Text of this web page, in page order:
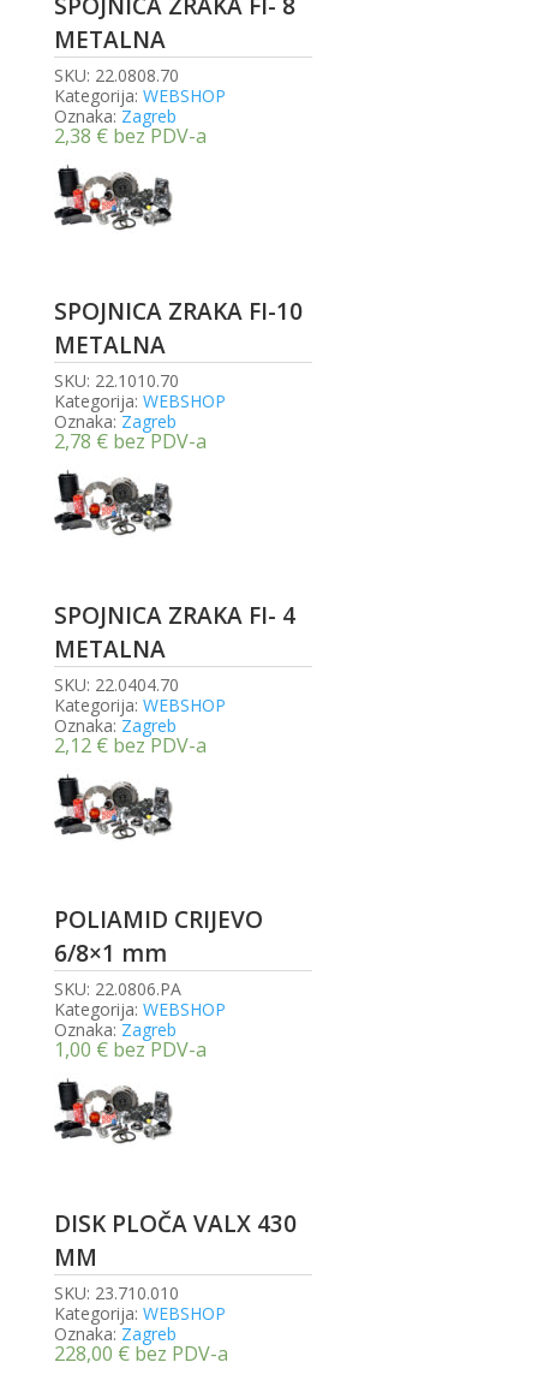
SPOJNICA ZRAKA FI- 8
METALNA
SKU: 22.0808.70
Kategorija: WEBSHOP
Oznaka: Zagreb
2,38 € bez PDV-a
SPOJNICA ZRAKA FI-10
METALNA
SKU: 22.1010.70
Kategorija: WEBSHOP
Oznaka: Zagreb
2,78 € bez PDV-a
SPOJNICA ZRAKA FI- 4
METALNA
SKU: 22.0404.70
Kategorija: WEBSHOP
Oznaka: Zagreb
2,12 € bez PDV-a
POLIAMID CRIJEVO
6/8×1 mm
SKU: 22.0806.PA
Kategorija: WEBSHOP
Oznaka: Zagreb
1,00 € bez PDV-a
DISK PLOČA VALX 430
MM
SKU: 23.710.010
Kategorija: WEBSHOP
Oznaka: Zagreb
228,00 € bez PDV-a